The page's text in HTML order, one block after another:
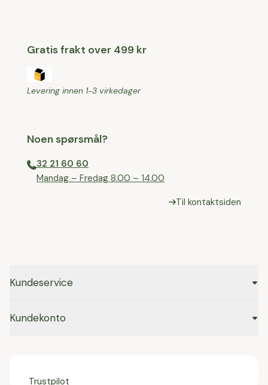
Gratis frakt over 499 kr
Levering innen 1-3 virkedager
Noen spørsmål?
32 21 60 60
⁠Mandag – Fredag 8.00 – 14.00
Til kontaktsiden
Kundeservice
Kundekonto
Trustpilot